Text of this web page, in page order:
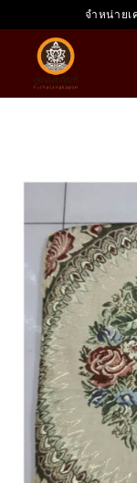
to
content
จำหน่าย